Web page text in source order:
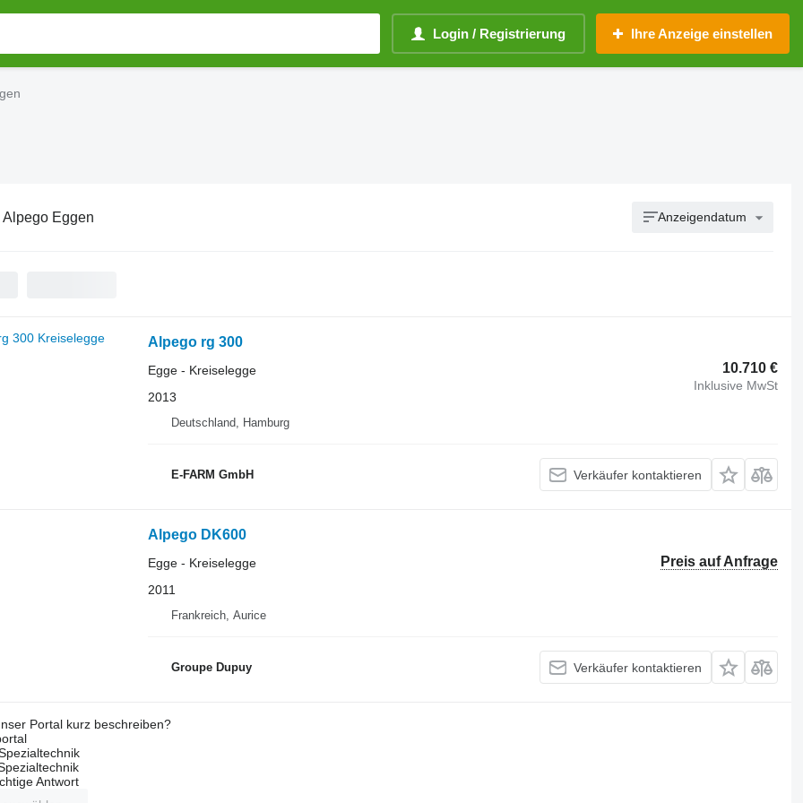
Login / Registrierung Ihre Anzeige einstellen
Alpego Eggen Anzeigendatum
Alpego rg 300
10.710 €
Inklusive MwSt
Egge - Kreiselegge
2013
Deutschland, Hamburg
E-FARM GmbH Verkäufer kontaktieren
Alpego DK600
Preis auf Anfrage
Egge - Kreiselegge
2011
Frankreich, Aurice
Groupe Dupuy Verkäufer kontaktieren
Portal kurz beschreiben?
Antwort